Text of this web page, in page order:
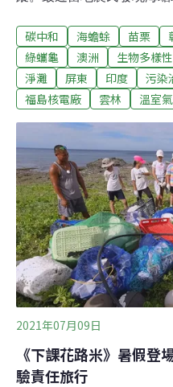
強，學術單位發出全台通
劫。（公視新聞報導）重
年淨零碳排放」2021亞太
年會12日以線上視訊方式
共同主辦，會議中除了討
甦議題外，同時也呼應全
空業於2050年達成淨零碳
展。（自由時報報導）
碳中和 海蟾蜍 苗栗
綠蠵龜
澳洲 生物多樣性
淨灘
屏東 印度 污染
福島核電廠
雲林 溫室
2021年07月09日
《下課花路米》暑假登
驗責任旅行